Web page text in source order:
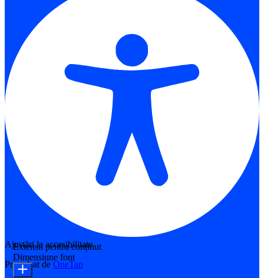
Ajustări la accesibilitate
Propulsat de OneTap
Extensii pentru conținut
Dimensiune font